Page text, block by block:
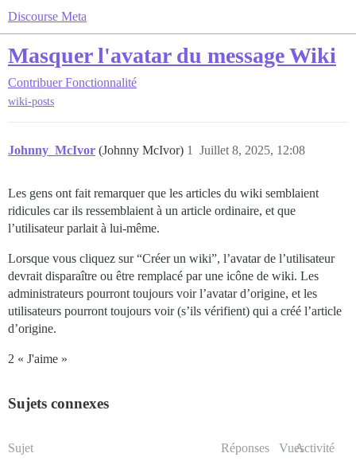
Discourse Meta
Masquer l'avatar du message Wiki
Contribuer Fonctionnalité
wiki-posts
Johnny_McIvor (Johnny McIvor) Juillet 8, 2025, 12:08
1
Les gens ont fait remarquer que les articles du wiki semblaient
ridicules car ils ressemblaient à un article ordinaire, et que
l’utilisateur parlait à lui-même.
Lorsque vous cliquez sur “Créer un wiki”, l’avatar de l’utilisateur
devrait disparaître ou être remplacé par une icône de wiki. Les
administrateurs pourront toujours voir l’avatar d’origine, et les
utilisateurs pourront toujours voir (s’ils vérifient) qui a créé l’article
d’origine.
2 « J'aime »
Sujets connexes
Sujet Réponses VuesActivité